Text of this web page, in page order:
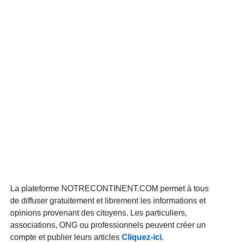
La plateforme NOTRECONTINENT.COM permet à tous
de diffuser gratuitement et librement les informations et
opinions provenant des citoyens. Les particuliers,
associations, ONG ou professionnels peuvent créer un
compte et publier leurs articles Cliquez-ici.